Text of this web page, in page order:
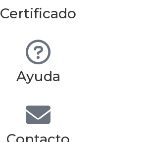
Certificado
Ayuda